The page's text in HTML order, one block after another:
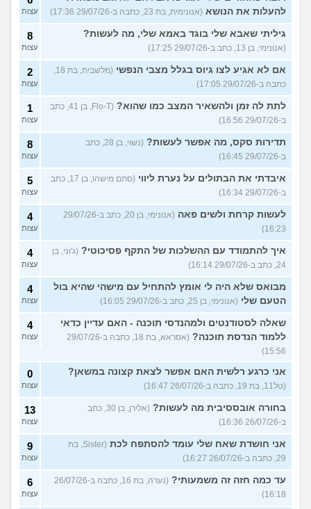
להעלות את הנושא (אנונימית, בת 23, כתבה ב-29/07/26 17:36) עצות
גיליתי שאבא שלי בוגד באמא שלי, מה לעשות?
(אנונימי, בן 13, כתב ב-29/07/26 17:25)
8
עצות
אם לא אגיע לצו גיוס בגלל מצבי הנפשי
(מלשבית, בת 18,
כתבה ב-29/07/26 17:05)
2
עצות
לתת לה זמן ולהשאיר המצב כמו שהוא?
(Flo-T, בן 41, כתב
ב-29/07/26 16:56)
1
עצות
תדירות סקס, מה אפשר לעשות?
(נשוי, בן 28, כתב
ב-29/07/26 16:45)
8
עצות
איבדתי את הבתולים על נערת ליווי
(סתם מישהו, בן 17, כתב
ב-29/07/26 16:34)
5
עצות
לעשות קרחת ולשים פאה
(אנונימי, בן 20, כתב ב-29/07/26
16:23)
4
עצות
איך להתמודד עם ההשלכות של התקף פסיכוטי? (ג'וני, בן
24, כתב ב-29/07/26 16:14)
4
עצות
מבואס שלא היה לי אומץ להתחיל עם מישהי שהיא בול
הטעם שלי (אנונימי, בן 25, כתב ב-29/07/26 16:05)
4
עצות
שאלה לסטודנטים ולמהנדסי תוכנה - האם עדיין כדאי
ללמוד הנדסת תוכנה?
(אסראא, בת 18, כתבה ב-29/07/26
15:56)
4
עצות
אני כרגע רלשית האם אפשר לצאת קצונה במשאן?
(טל11, בת 19, כתבה ב-26/07/26 16:47)
0
עצות
בחורה אובססיבית מה לעשות?
(אלירן, בן 30, כתב
ב-26/07/26 16:36)
13
עצות
אני חושדת שאח שלי עומד להסתפח לכת
(Sister, בת
29, כתבה ב-26/07/26 16:27)
9
עצות
עד כמה חזה זה משמעותי?
(נערה, בת 16, כתבה ב-26/07/26
16:18)
6
עצות